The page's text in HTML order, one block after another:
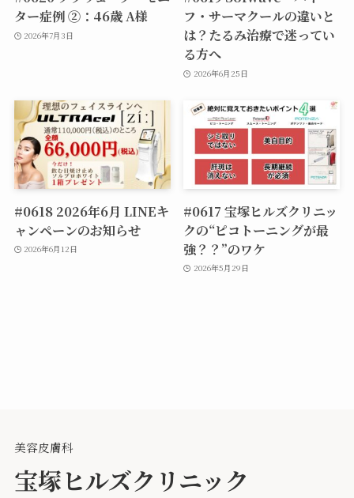
ター症例 ②：46歳 A様
2026年7月3日
フ・サーマクールの違いと
は？たるみ治療で迷ってい
る方へ
2026年6月25日
#0618 2026年6月 LINEキ
ャンペーンのお知らせ
2026年6月12日
#0617 宝塚ヒルズクリニッ
クの“ピコトーニングが最
強？？”のワケ
2026年5月29日
美容皮膚科
宝塚ヒルズクリニック